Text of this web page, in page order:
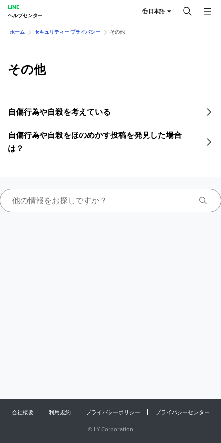
LINE
ヘルプセンター
日本語
ホーム セキュリティー⋅プライバシー その他
その他
自傷行為や自殺を考えている
自傷行為や自殺をほのめかす投稿を発見した場合
は？
会社概要 利用規約 プライバシーポリシー プライバシーセンター
© LY Corporation